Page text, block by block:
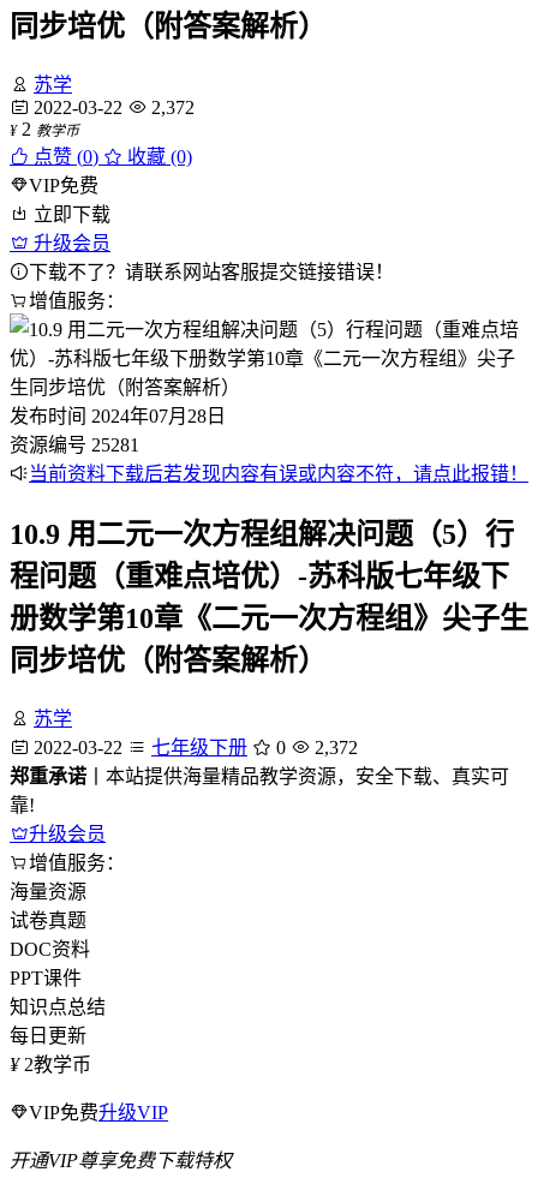
同步培优（附答案解析）
苏学
2022-03-22
2,372
¥ 2 教学币
点赞 (0)
收藏 (0)
VIP免费
立即下载
升级会员
下载不了？请联系网站客服提交链接错误！
增值服务：
发布时间 2024年07月28日
资源编号 25281
当前资料下载后若发现内容有误或内容不符，请点此报错！
10.9 用二元一次方程组解决问题（5）行
程问题（重难点培优）-苏科版七年级下
册数学第10章《二元一次方程组》尖子生
同步培优（附答案解析）
苏学
2022-03-22
七年级下册 0
2,372
郑重承诺 丨本站提供海量精品教学资源，安全下载、真实可
靠!
升级会员
增值服务：
海量资源
试卷真题
DOC资料
PPT课件
知识点总结
每日更新
¥ 2教学币
VIP免费升级VIP
开通VIP尊享免费下载特权